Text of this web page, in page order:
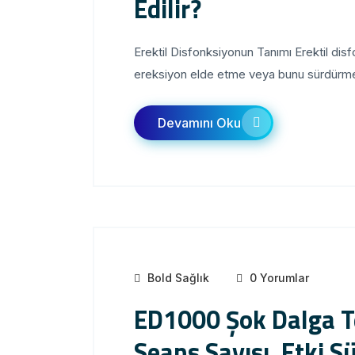
Edilir?
Erektil Disfonksiyonun Tanımı Erektil
ereksiyon elde etme veya bunu
Devamını Oku
Bold Sağlık 0 Yorumlar
ED1000 Şok Dalga